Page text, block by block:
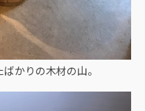
かりの木材の山。